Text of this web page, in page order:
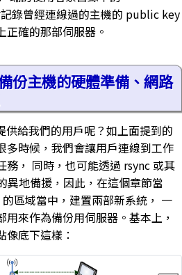
錄曾經連線過的主機的 public key
正確的那部伺服器。
份主機的硬體準備、網路
供給我們的用戶呢？如上面提到的
多時候，我們會讓用戶連線到工作
務， 同時，也可能透過 rsync 或其
異地備援，因此，在這個章節當
區域當中，建置兩部新系統， 一
來作為備份用伺服器。基本上，
底下這樣：